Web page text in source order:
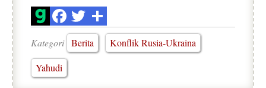
Kategori Berita
Konflik Rusia-Ukraina
Yahudi